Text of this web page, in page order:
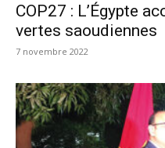
COP27 : L’Égypte
vertes saoudiennes
7 novembre 2022